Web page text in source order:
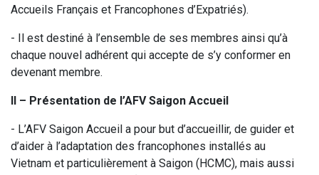
Accueils Français et Francophones d’Expatriés).
- Il est destiné à l’ensemble de ses membres ainsi qu’à
chaque nouvel adhérent qui accepte de s’y conformer en
devenant membre.
II – Présentation de l’AFV Saigon Accueil
- L’AFV Saigon Accueil a pour but d’accueillir, de guider et
d’aider à l’adaptation des francophones installés au
Vietnam et particulièrement à Saigon (HCMC), mais aussi